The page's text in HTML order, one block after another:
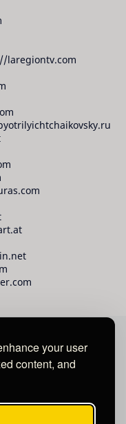
your user
content, and
laregiontv.com
LLC